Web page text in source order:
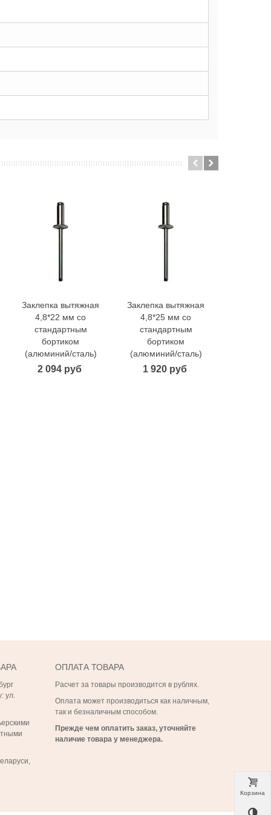
В корзину
Заклепка вытяжная
4,8*22 мм со
стандартным
бортиком
(алюминий/сталь)
2 094 руб
В корзину
Заклепка вытяжная
4,8*25 мм со
стандартным
бортиком
(алюминий/сталь)
1 920 руб
ул.
ОПЛАТА ТОВАРА
Расчет за товары производится в рублях.
Оплата может производиться как наличным,
так и безналичным способом.
Прежде чем оплатить заказ, уточняйте
наличие товара у менеджера.
Корзина